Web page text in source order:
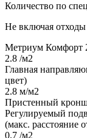
Количество по
Не включая отходы
Метриум Комфорт
2.8 /м2
Главная
цвет)
2.8 м/м2
Пристенный
Регулируемый
(макс. расстояние
0.7 /м2